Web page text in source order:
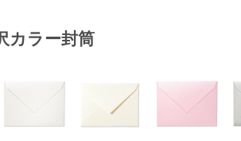
カラー封筒